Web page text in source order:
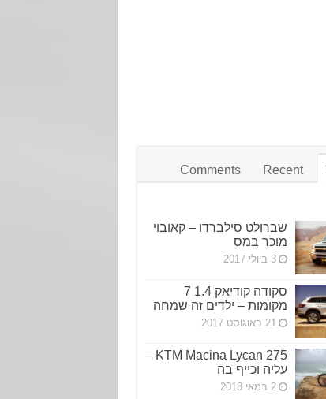
Recent
Comments
שברולט סילברדו – קאובוי
מוכר במס
3 ביולי 2017
סקודה קודיאק 1.4 7
מקומות – ילדים זה שמחה
21 באוגוסט 2017
KTM Macina Lycan 275 –
עליה וכייף בה
2 במאי 2018